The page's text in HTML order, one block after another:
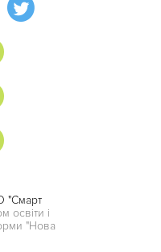
"Смарт
освіти і
"Нова